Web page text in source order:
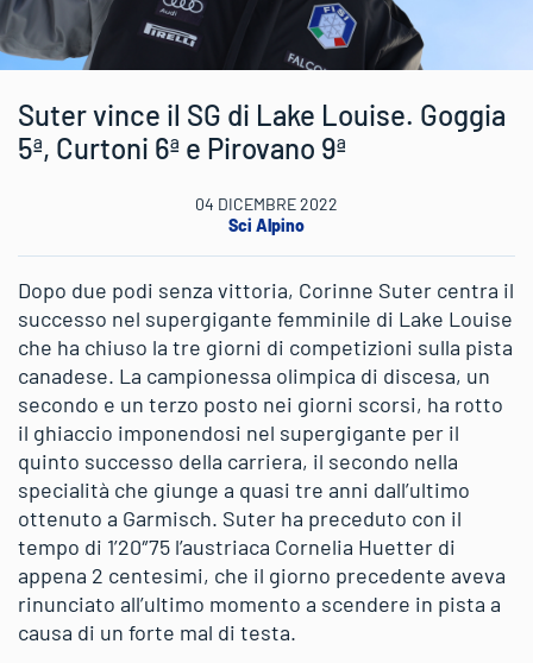
Suter vince il SG di Lake Louise. Goggia
5ª, Curtoni 6ª e Pirovano 9ª
04 DICEMBRE 2022
Sci Alpino
Dopo due podi senza vittoria, Corinne Suter centra il
successo nel supergigante femminile di Lake Louise
che ha chiuso la tre giorni di competizioni sulla pista
canadese. La campionessa olimpica di discesa, un
secondo e un terzo posto nei giorni scorsi, ha rotto
il ghiaccio imponendosi nel supergigante per il
quinto successo della carriera, il secondo nella
specialità che giunge a quasi tre anni dall’ultimo
ottenuto a Garmisch. Suter ha preceduto con il
tempo di 1’20″75 l’austriaca Cornelia Huetter di
appena 2 centesimi, che il giorno precedente aveva
rinunciato all’ultimo momento a scendere in pista a
causa di un forte mal di testa.